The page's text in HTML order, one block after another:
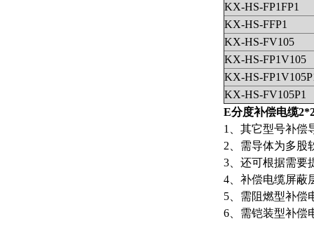
KX-HS-FP1FP1
KX-HS-FFP1
KX-HS-FV105
KX-HS-FP1V105
KX-HS-
KX-HS-FV105P1
E分度补偿电缆
1、其它型号补偿
2、需导体为多股
3、还可根据需要
4、补偿电缆屏蔽
5、需阻燃型补偿
6、需铠装型补偿